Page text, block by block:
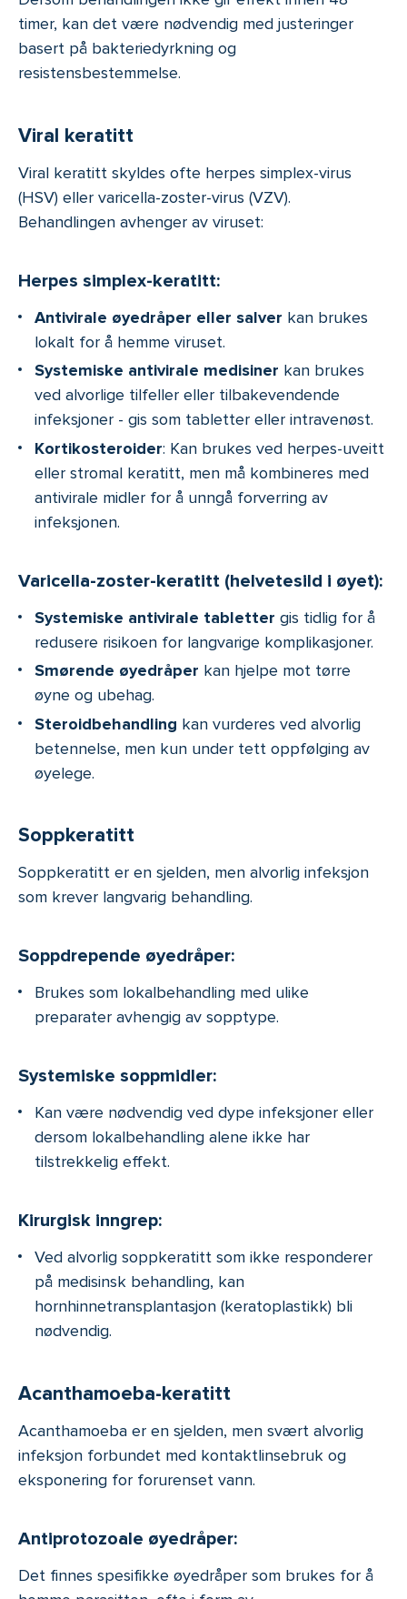
timer, kan det være nødvendig med justeringer
basert på bakteriedyrkning og
resistensbestemmelse.
Viral keratitt
Viral keratitt skyldes ofte herpes simplex-virus
(HSV) eller varicella-zoster-virus (VZV).
Behandlingen avhenger av viruset:
Herpes simplex-keratitt:
Antivirale øyedråper eller salver kan brukes
lokalt for å hemme viruset.
Systemiske antivirale medisiner kan brukes
ved alvorlige tilfeller eller tilbakevendende
infeksjoner - gis som tabletter eller intravenøst.
Kortikosteroider: Kan brukes ved herpes-uveitt
eller stromal keratitt, men må kombineres med
antivirale midler for å unngå forverring av
infeksjonen.
Varicella-zoster-keratitt (helvetesild i øyet):
Systemiske antivirale tabletter gis tidlig for å
redusere risikoen for langvarige komplikasjoner.
Smørende øyedråper kan hjelpe mot tørre
øyne og ubehag.
Steroidbehandling kan vurderes ved alvorlig
betennelse, men kun under tett oppfølging av
øyelege.
Soppkeratitt
Soppkeratitt er en sjelden, men alvorlig infeksjon
som krever langvarig behandling.
Soppdrepende øyedråper:
Brukes som lokalbehandling med ulike
preparater avhengig av sopptype.
Systemiske soppmidler:
Kan være nødvendig ved dype infeksjoner eller
dersom lokalbehandling alene ikke har
tilstrekkelig effekt.
Kirurgisk inngrep:
Ved alvorlig soppkeratitt som ikke responderer
på medisinsk behandling, kan
hornhinnetransplantasjon (keratoplastikk) bli
nødvendig.
Acanthamoeba-keratitt
Acanthamoeba er en sjelden, men svært alvorlig
infeksjon forbundet med kontaktlinsebruk og
eksponering for forurenset vann.
Antiprotozoale øyedråper:
Det finnes spesifikke øyedråper som brukes for å